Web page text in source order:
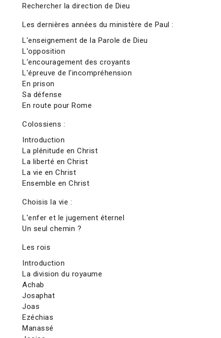
Rechercher la direction de Dieu
Les dernières années du ministère de Paul :
L'enseignement de la Parole de Dieu
L'opposition
L'encouragement des croyants
L'épreuve de l'incompréhension
En prison
Sa défense
En route pour Rome
Colossiens :
Introduction
La plénitude en Christ
La liberté en Christ
La vie en Christ
Ensemble en Christ
Choisis la vie :
L'enfer et le jugement éternel
Un seul chemin ?
Les rois
Introduction
La division du royaume
Achab
Josaphat
Joas
Ezéchias
Manassé